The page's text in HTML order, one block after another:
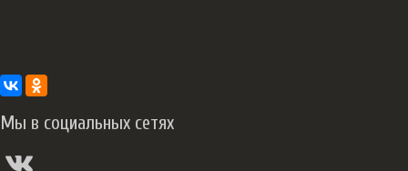
Мы в социальных сетях